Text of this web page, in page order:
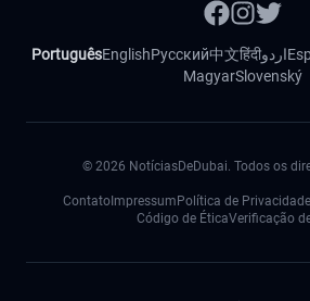
PortuguêsEnglishРусский中文हिंदीاردو
MagyarSlovenský
© 2026 NotíciasDeDubai. Todos os
Contato Impressum Política de Privacidade
Código de ÉticaVerificação